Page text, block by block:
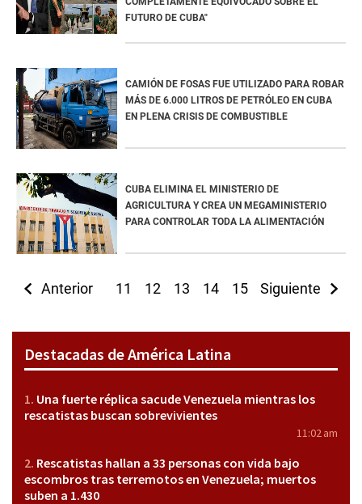
FUTURO DE CUBA"
CAMIÓN DE FOSAS FUE UTILIZADO PARA ROBAR
MÁS DE 6.000 LITROS DE PETRÓLEO EN CUBA
EN PLENA CRISIS DE COMBUSTIBLE
CUBA ELIMINA EL MINISTERIO DE
AGRICULTURA Y CREA UN MEGAMINISTERIO
PARA CONTROLAR TODA LA ALIMENTACIÓN
Anterior 11 12 13 14 15 16 17 18
Siguiente
Destacadas de América Latina
Una fuerte réplica sacude Venezuela mientras los
rescatistas buscan sobrevivientes
11:02 am
Rescatistas hallan a 33 personas con vida bajo
escombros tras terremotos en Venezuela; muertos
suben a 1.430